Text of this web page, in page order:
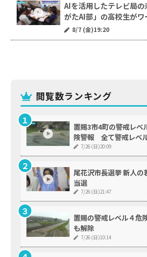
閲覧数ランキング
置賜3市4町の警戒レベ
険警報 全て警戒レベ
7/26 (日)20:09
尾花沢市長選挙 新人の
当選
7/26 (日)21:47
置賜の警戒レベル４
も解除
7/26 (日)10:14
AIを活用したテレビ局の
がたAI部」の高校生が
8/7 (金)19:20